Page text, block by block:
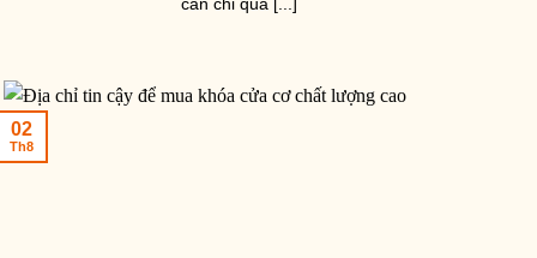
₫
15,000 ₫–52,500₫
02
Th8